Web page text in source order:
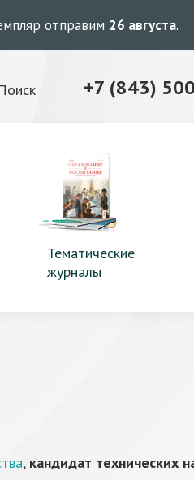
отправим 26 августа.
+7 (843)
Тематические
журналы
, кандидат технических